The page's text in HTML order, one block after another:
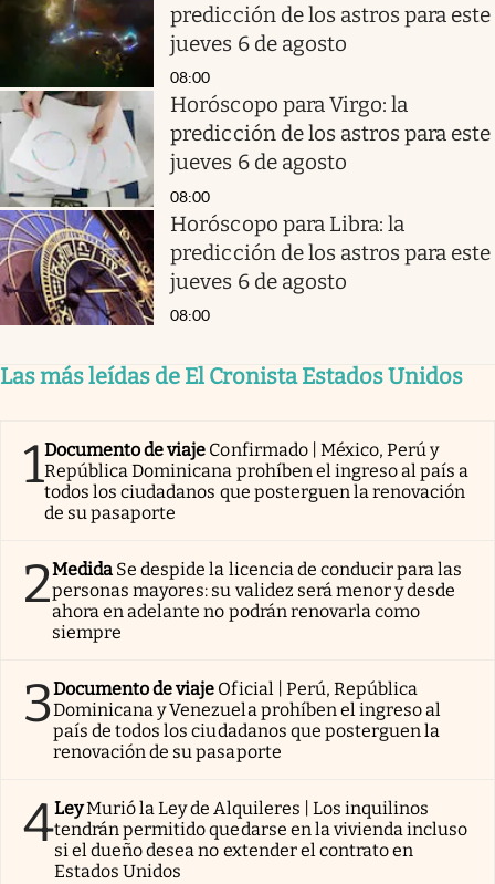
predicción de los astros para este
jueves 6 de agosto
08:00
Horóscopo para Virgo: la
predicción de los astros para este
jueves 6 de agosto
08:00
Horóscopo para Libra: la
predicción de los astros para este
jueves 6 de agosto
08:00
Las más leídas de El Cronista Estados Unidos
1Documento de viaje Confirmado | México, Perú y
República Dominicana prohíben el ingreso al país a
todos los ciudadanos que posterguen la renovación
de su pasaporte
2Medida Se despide la licencia de conducir para las
personas mayores: su validez será menor y desde
ahora en adelante no podrán renovarla como
siempre
3Documento de viaje Oficial | Perú, República
Dominicana y Venezuela prohíben el ingreso al
país de todos los ciudadanos que posterguen la
renovación de su pasaporte
4LeyMurió la Ley de Alquileres | Los inquilinos
tendrán permitido quedarse en la vivienda incluso
si el dueño desea no extender el contrato en
Estados Unidos